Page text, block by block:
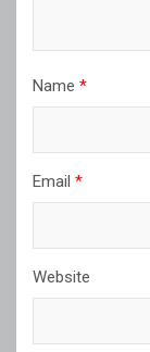
Name *
Email *
Website